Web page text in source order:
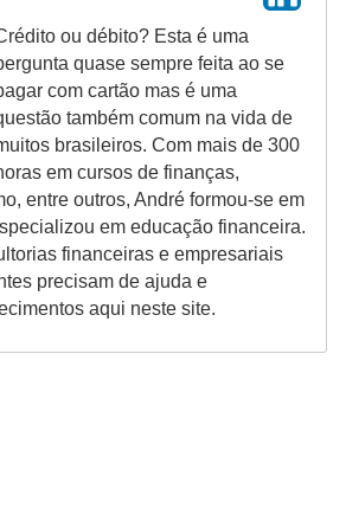
ou débito? Esta é uma
quase sempre feita ao se
com cartão mas é uma
também comum na vida de
brasileiros. Com mais de 300
em cursos de finanças,
entre outros, André formou-se em
em educação financeira.
financeiras e empresariais
precisam de ajuda e
aqui neste site.